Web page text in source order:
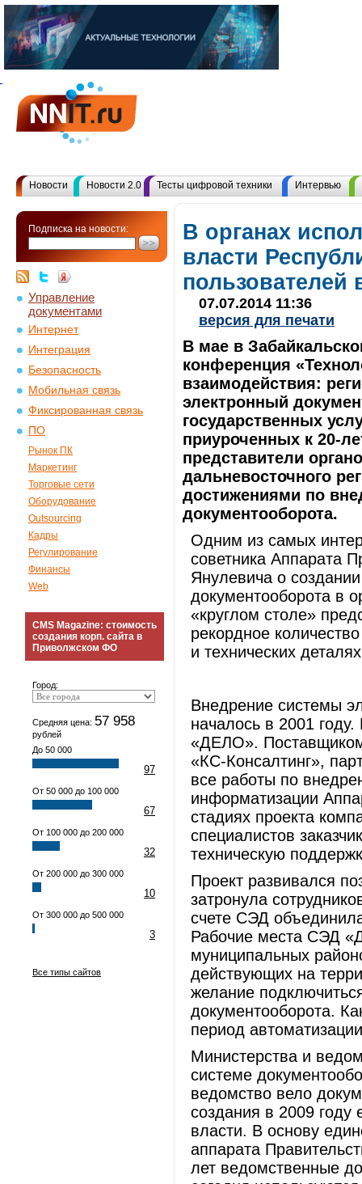
Новости Новости 2.0 Тесты цифровой техники Интервью
Подписка на новости:
Управление
документами
Интернет
Интеграция
Безопасность
Мобильная связь
Фиксированная связь
ПО
Рынок ПК
Маркетинг
Торговые сети
Оборудование
Outsourcing
Кадры
Регулирование
Финансы
Web
CMS Magazine: стоимость
создания корп. сайта в
Приволжском ФО
Город:
Средняя цена: 57 958
рублей
До 50 000
97
От 50 000 до 100 000
67
От 100 000 до 200 000
32
От 200 000 до 300 000
10
От 300 000 до 500 000
3
Все типы сайтов
В органах
власти
07.07.2014 11:36
версия для печати
В мае в
конференция
взаимодействия:
электронный
государственных
приуроченных к 20-
представители
дальневосточного
достижениями по
документооборота.
Одним из самых
советника Аппарата
Янулевича о
документооборота в
«круглом столе»
рекордное
и технических
Внедрение системы
началось в 2001
«ДЕЛО». Поставщиком
«КС-Консалтинг»,
все работы по
информатизации
стадиях проекта
специалистов
техническую
Проект развивался
затронула
счете СЭД
Рабочие места СЭД
муниципальных
действующих на
желание
документооборота.
период
Министерства и
системе
ведомство вело
создания в 2009 году
власти. В основу
аппарата
лет ведомственные